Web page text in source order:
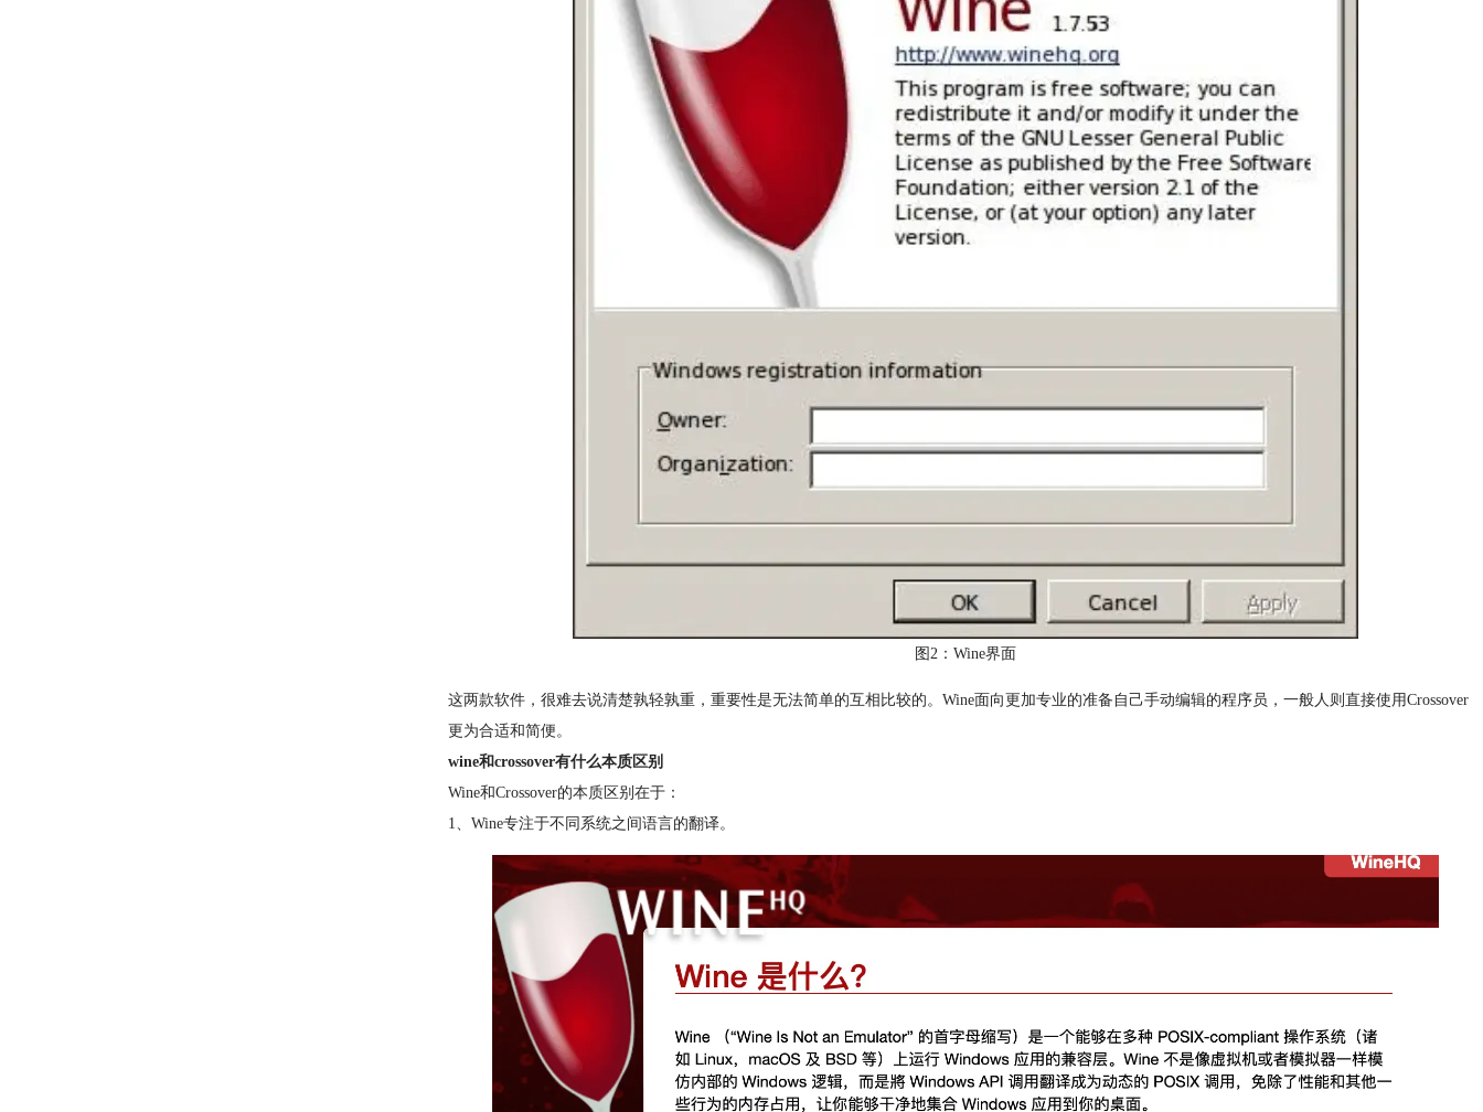
图2：Wine界面
这两款软件，很难去说清楚孰轻孰重，重要性是无法简单的互相比较的。Wine面向更加专业的准备自己手动编辑的程序员，一般人则直接使用Crossover
更为合适和简便。
wine和crossover有什么本质区别
Wine和Crossover的本质区别在于：
1、Wine专注于不同系统之间语言的翻译。